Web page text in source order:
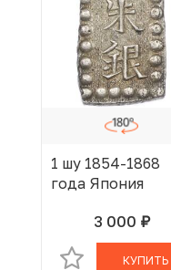
1 шу 1854-1868
года Япония
3 000 руб.
В КОРЗИНЕ
КУПИТЬ